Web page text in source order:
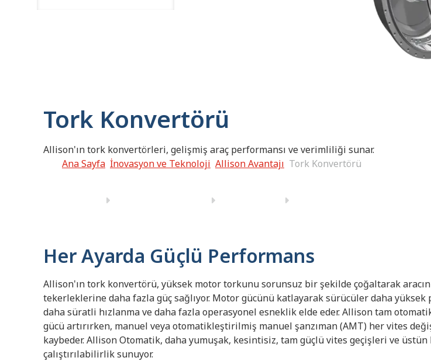
Tork Konvertörü
Allison'ın tork konvertörleri, gelişmiş araç performansı ve verimliliği sunar.
Ana Sayfa İnovasyon ve Teknoloji Allison Avantajı Tork Konvertörü
Her Ayarda Güçlü Performans
Allison'ın tork konvertörü, yüksek motor torkunu sorunsuz bir şekilde çoğaltarak aracın
tekerleklerine daha fazla güç sağlıyor. Motor gücünü katlayarak sürücüler daha yüksek
daha süratli hızlanma ve daha fazla operasyonel esneklik elde eder. Allison tam
gücü artırırken, manuel veya otomatikleştirilmiş manuel şanzıman (AMT) her vites
kaybeder. Allison Otomatik, daha yumuşak, kesintisiz, tam güçlü vites geçişleri ve üstün
çalıştırılabilirlik sunuyor.